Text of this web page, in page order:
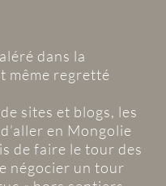
dans la
même regretté
sites et blogs, les
en Mongolie
de faire le tour des
négocier un tour